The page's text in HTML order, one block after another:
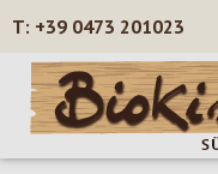
Zum Hauptinhalt springen
+39 0473 201023